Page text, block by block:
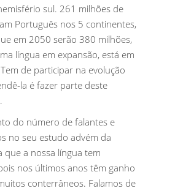
sul. 261 milhões de
Português nos 5 continentes,
em 2050 serão 380 milhões,
língua em expansão, está em
de participar na evolução
la é fazer parte deste
do número de falantes e
no seu estudo advém da
que a nossa língua tem
nos últimos anos têm ganho
conterrâneos. Falamos de